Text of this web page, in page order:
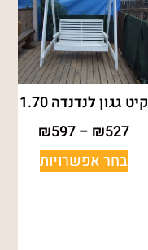
קיט גגון לנדנדה 1.70
₪527
–
₪597
בחר אפשרויות